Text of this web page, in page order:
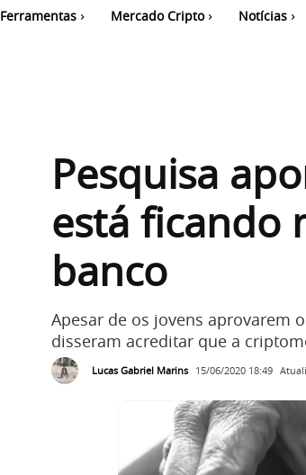
Ferramentas Mercado Cripto Notícias
Pesquisa
está ficando
banco
Apesar de os jovens aprovarem
disseram acreditar que a
Lucas Gabriel Marins 15/06/2020 18:49